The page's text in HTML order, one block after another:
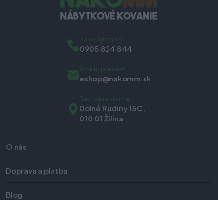
O nás
Doprava a platba
Blog
Zavolajte nám
0905 824 844
Sme tu pre vás!
eshop@nakomm.sk
Radi vás uvidíme
Dolné Rudiny 15C,
010 01 Žilina